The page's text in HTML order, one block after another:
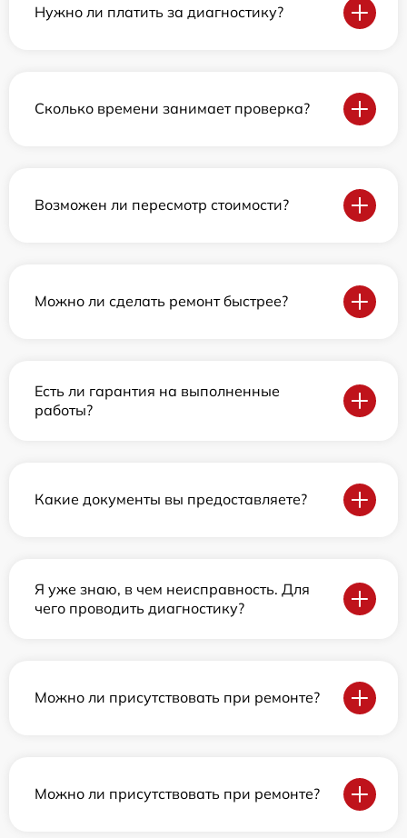
Нужно ли платить за диагностику?
Сколько времени занимает проверка?
Возможен ли пересмотр стоимости?
Можно ли сделать ремонт быстрее?
Есть ли гарантия на выполненные
работы?
Какие документы вы предоставляете?
Я уже знаю, в чем неисправность. Для
чего проводить диагностику?
Можно ли присутствовать при ремонте?
Можно ли присутствовать при ремонте?